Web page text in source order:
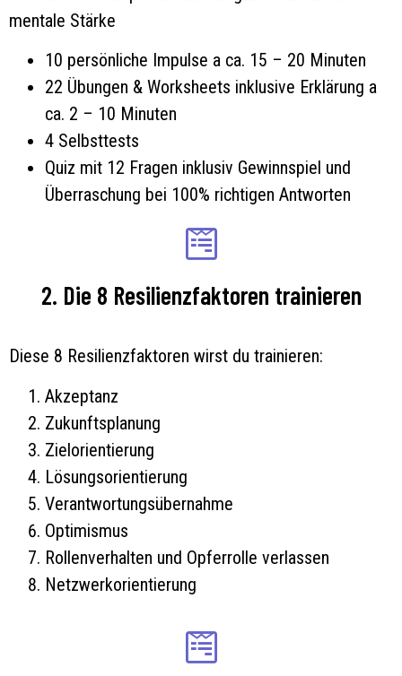
mentale Stärke
10 persönliche Impulse a ca. 15 – 20 Minuten
22 Übungen & Worksheets inklusive Erklärung a
ca. 2 – 10 Minuten
4 Selbsttests
Quiz mit 12 Fragen inklusiv Gewinnspiel und
Überraschung bei 100% richtigen Antworten
2. Die 8 Resilienzfaktoren trainieren
Diese 8 Resilienzfaktoren wirst du trainieren:
Akzeptanz
Zukunftsplanung
Zielorientierung
Lösungsorientierung
Verantwortungsübernahme
Optimismus
Rollenverhalten und Opferrolle verlassen
Netzwerkorientierung